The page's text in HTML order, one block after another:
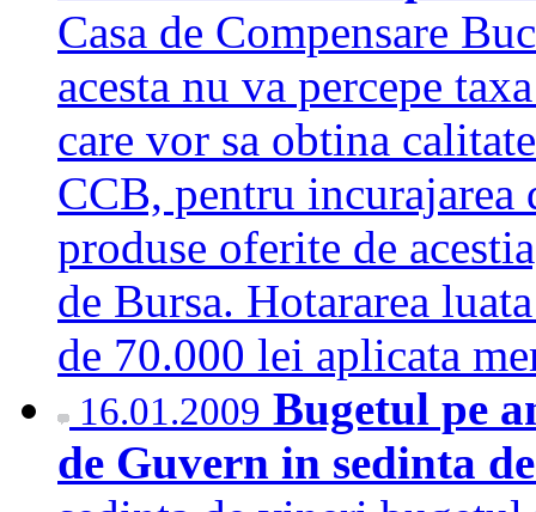
Casa de Compensare
acesta nu va percepe
care vor sa obtina
CCB, pentru
produse oferite de
de Bursa. Hotararea
de 70.000 lei aplicata
16.01.2009 Bugetul pe
de Guvern in sedinta